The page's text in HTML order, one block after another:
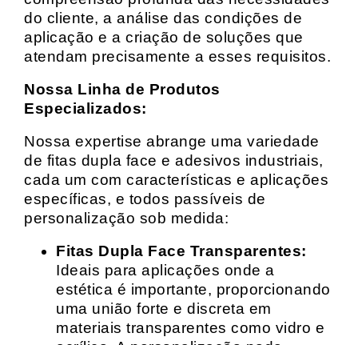
do cliente, a análise das condições de
aplicação e a criação de soluções que
atendam precisamente a esses requisitos.
Nossa Linha de Produtos
Especializados:
Nossa expertise abrange uma variedade
de fitas dupla face e adesivos industriais,
cada um com características e aplicações
específicas, e todos passíveis de
personalização sob medida:
Fitas Dupla Face Transparentes:
Ideais para aplicações onde a
estética é importante, proporcionando
uma união forte e discreta em
materiais transparentes como vidro e